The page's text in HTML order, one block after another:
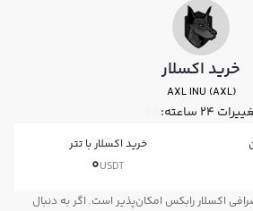
خرید اکسلار
AXL INU (AXL)
۲۴ ساعته: 0%
خرید اکسلار با تتر
0USDT
اکسلار رابکس امکان‌پذیر است. اگر به دنبال